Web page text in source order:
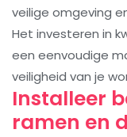
veilige omgeving
Het investeren in
een eenvoudige
veiligheid van je
Installeer
ramen en